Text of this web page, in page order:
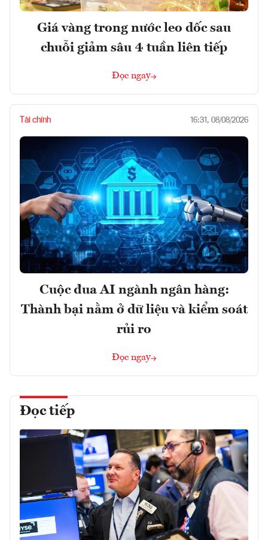
Giá vàng trong nước leo dốc sau
chuỗi giảm sâu 4 tuần liên tiếp
Đọc ngay
Tài chính 16:31, 08/08/2026
Cuộc đua AI ngành ngân hàng:
Thành bại nằm ở dữ liệu và kiểm soát
rủi ro
Đọc ngay
Đọc tiếp